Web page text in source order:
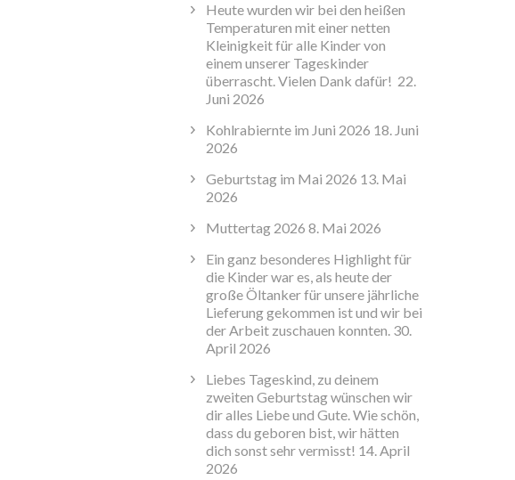
Heute wurden wir bei den heißen
Temperaturen mit einer netten
Kleinigkeit für alle Kinder von
einem unserer Tageskinder
überrascht. Vielen Dank dafür! 22.
Juni 2026
Kohlrabiernte im Juni 2026 18. Juni
2026
Geburtstag im Mai 2026 13. Mai
2026
Muttertag 2026 8. Mai 2026
Ein ganz besonderes Highlight für
die Kinder war es, als heute der
große Öltanker für unsere jährliche
Lieferung gekommen ist und wir bei
der Arbeit zuschauen konnten. 30.
April 2026
Liebes Tageskind, zu deinem
zweiten Geburtstag wünschen wir
dir alles Liebe und Gute. Wie schön,
dass du geboren bist, wir hätten
dich sonst sehr vermisst! 14. April
2026